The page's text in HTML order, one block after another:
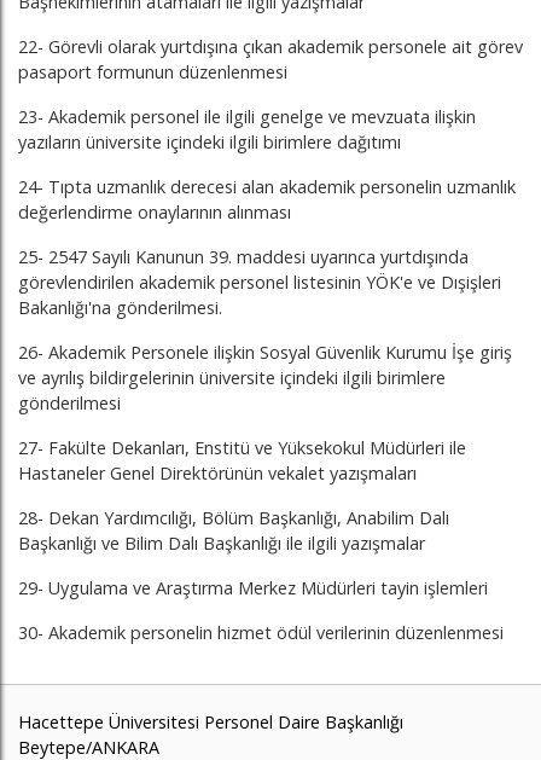
22- Görevli olarak yurtdışına çıkan akademik personele ait görev
pasaport formunun düzenlenmesi
23- Akademik personel ile ilgili genelge ve mevzuata ilişkin
yazıların üniversite içindeki ilgili birimlere dağıtımı
24- Tıpta uzmanlık derecesi alan akademik personelin uzmanlık
değerlendirme onaylarının alınması
25- 2547 Sayılı Kanunun 39. maddesi uyarınca yurtdışında
görevlendirilen akademik personel listesinin YÖK'e ve Dışişleri
Bakanlığı'na gönderilmesi.
26- Akademik Personele ilişkin Sosyal Güvenlik Kurumu İşe giriş
ve ayrılış bildirgelerinin üniversite içindeki ilgili birimlere
gönderilmesi
27- Fakülte Dekanları, Enstitü ve Yüksekokul Müdürleri ile
Hastaneler Genel Direktörünün vekalet yazışmaları
28- Dekan Yardımcılığı, Bölüm Başkanlığı, Anabilim Dalı
Başkanlığı ve Bilim Dalı Başkanlığı ile ilgili yazışmalar
29- Uygulama ve Araştırma Merkez Müdürleri tayin işlemleri
30- Akademik personelin hizmet ödül verilerinin düzenlenmesi
Hacettepe Üniversitesi Personel Daire Başkanlığı
Beytepe/ANKARA